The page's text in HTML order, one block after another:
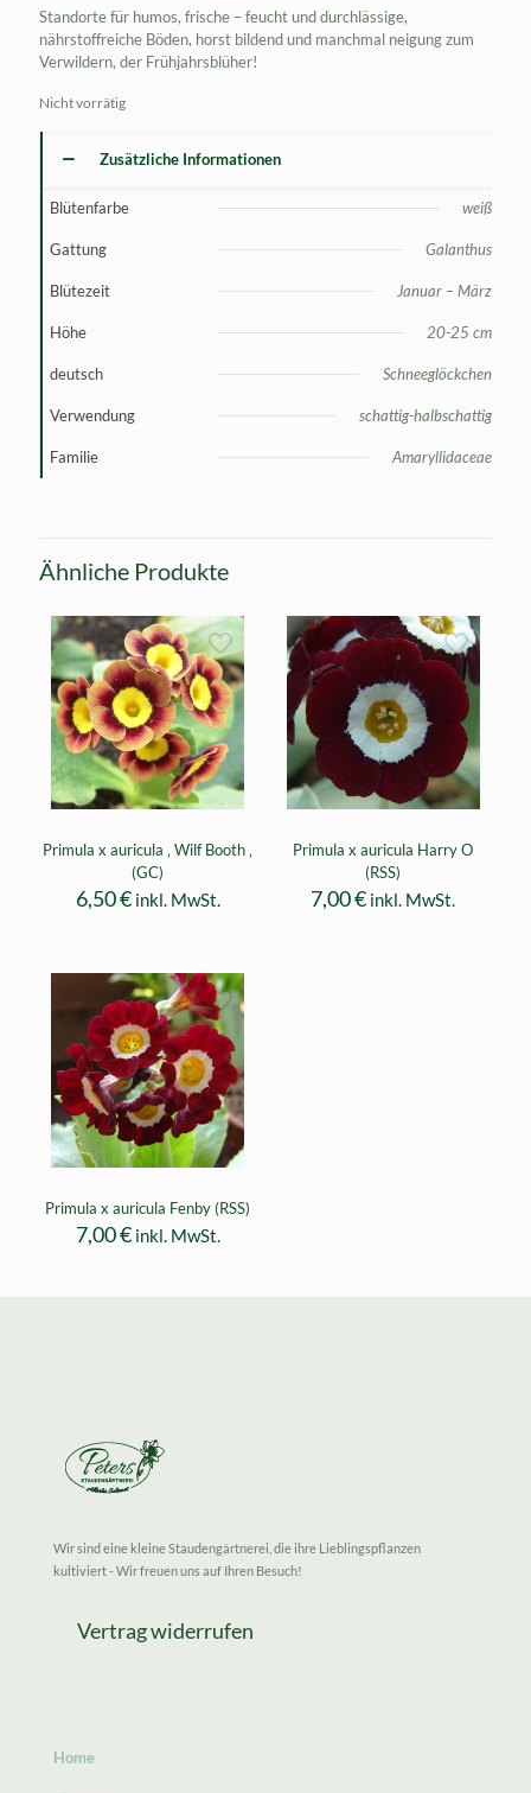
Standorte für humos, frische – feucht und durchlässige,
nährstoffreiche Böden, horst bildend und manchmal neigung zum
Verwildern, der Frühjahrsblüher!
Nicht vorrätig
Zusätzliche Informationen
Blütenfarbe weiß
Gattung Galanthus
Blütezeit Januar – März
Höhe 20-25 cm
deutsch Schneeglöckchen
Verwendung schattig-halbschattig
Familie Amaryllidaceae
Ähnliche Produkte
Primula x auricula ‚ Wilf Booth ‚
(GC)
6,50€ inkl. MwSt.
Primula x auricula Harry O
(RSS)
7,00€ inkl. MwSt.
Primula x auricula Fenby (RSS)
7,00€ inkl. MwSt.
Wir sind eine kleine Staudengärtnerei, die ihre Lieblingspflanzen
kultiviert - Wir freuen uns auf Ihren Besuch!
Vertrag widerrufen
Home